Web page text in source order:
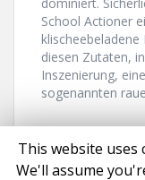
School Actioner
diesen Zutaten,
Inszenierung,
sogenannten
This website uses
We'll assume